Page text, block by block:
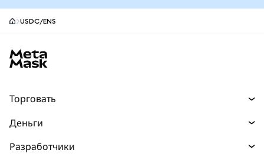
USDC/ENS
Торговать
Прогнозы
Деньги
Разработчики